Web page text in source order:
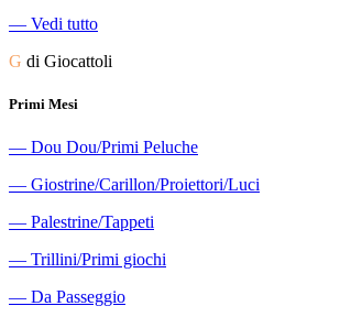
― Vedi tutto
G di Giocattoli
Primi Mesi
― Dou Dou/Primi Peluche
― Giostrine/Carillon/Proiettori/Luci
― Palestrine/Tappeti
― Trillini/Primi giochi
― Da Passeggio